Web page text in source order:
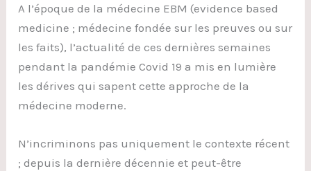
A l’époque de la médecine EBM (evidence based
medicine ; médecine fondée sur les preuves ou sur
les faits), l’actualité de ces dernières semaines
pendant la pandémie Covid 19 a mis en lumière
les dérives qui sapent cette approche de la
médecine moderne.
N’incriminons pas uniquement le contexte récent
; depuis la dernière décennie et peut-être